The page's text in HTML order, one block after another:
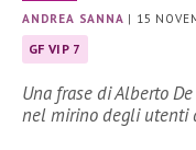
ANDREA SANNA | 15
GF VIP 7
Una frase di Alberto
nel mirino degli utenti